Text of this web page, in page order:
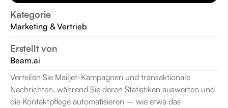
Kategorie
Marketing & Vertrieb
Erstellt von
Beam.ai
Verteilen Sie Mailjet-Kampagnen und transaktionale
Nachrichten, während Sie deren Statistiken auswerten und
die Kontaktpflege automatisieren – wie etwa das